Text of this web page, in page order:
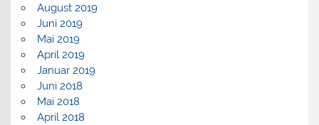
August 2019
Juni 2019
Mai 2019
April 2019
Januar 2019
Juni 2018
Mai 2018
April 2018